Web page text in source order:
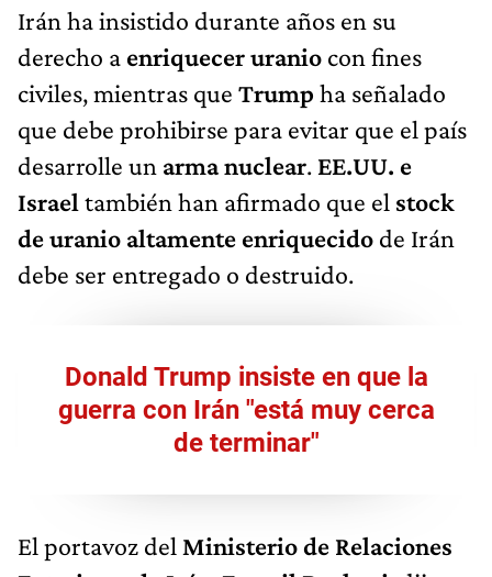
Irán ha insistido durante años en su
derecho a enriquecer uranio con fines
civiles, mientras que Trump ha señalado
que debe prohibirse para evitar que el país
desarrolle un arma nuclear. EE.UU. e
Israel también han afirmado que el stock
de uranio altamente enriquecido de Irán
debe ser entregado o destruido.
Donald Trump insiste en que la
guerra con Irán "está muy cerca
de terminar"
El portavoz del Ministerio de Relaciones